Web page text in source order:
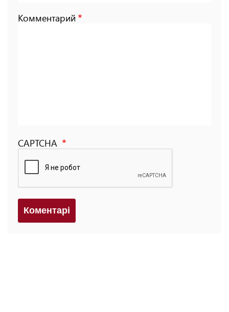
Комментарий
CAPTCHA
Коментарi